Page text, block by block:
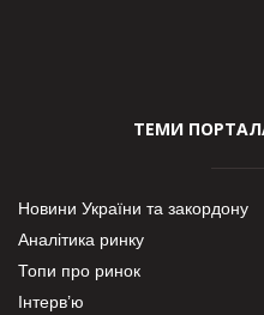
ТЕМИ ПОРТАЛА
Новини України та закордону
Аналітика ринку
Топи про ринок
Інтерв’ю